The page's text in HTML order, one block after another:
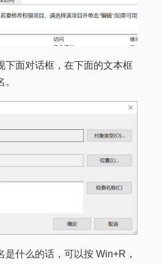
下面对话框，在下面的文本框
什么的话，可以按 Win+R，